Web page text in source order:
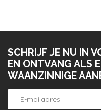
SCHRIJF JE NU IN
EN ONTVANG ALS
WAANZINNIGE